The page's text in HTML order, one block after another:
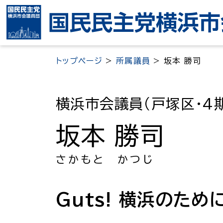
ナ
ビ
ゲ
トップページ > 所属議員 >坂本 勝司
横浜市会議員（戸塚区・4期
坂本 勝司
さかもと かつじ
Guts! 横浜のために